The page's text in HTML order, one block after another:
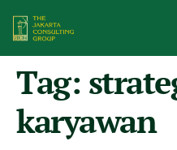
Tag:
karyawan